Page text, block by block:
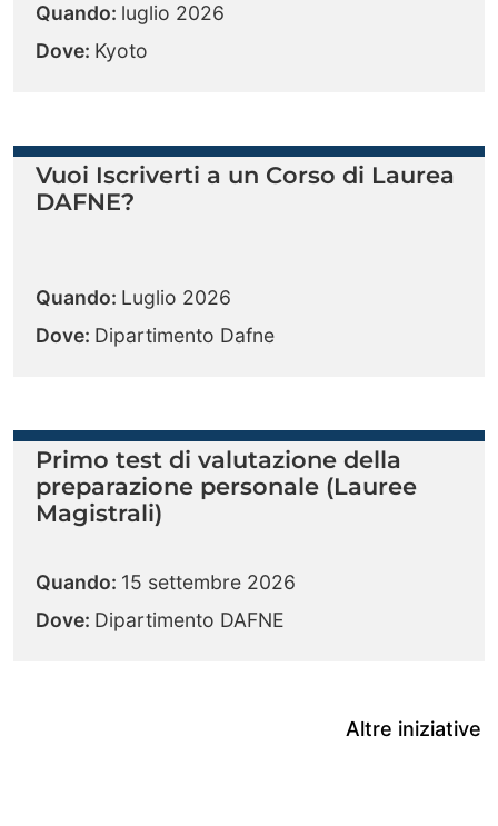
Quando: luglio 2026
Dove: Kyoto
Vuoi Iscriverti a un Corso di Laurea
DAFNE?
Quando: Luglio 2026
Dove: Dipartimento Dafne
Primo test di valutazione della
preparazione personale (Lauree
Magistrali)
Quando: 15 settembre 2026
Dove: Dipartimento DAFNE
Altre iniziative